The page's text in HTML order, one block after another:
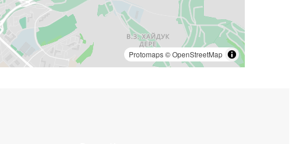
Protomaps©OpenStreetMap